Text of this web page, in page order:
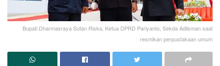
Bupati Dharmasraya Sutan Riska, Ketua DPRD Pariyanto, Sekda Adlisman saat
resmikan perpustakaan umum